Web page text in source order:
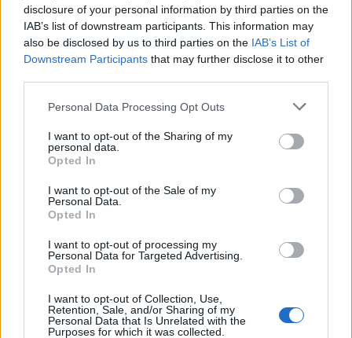
disclosure of your personal information by third parties on the
IAB’s list of downstream participants. This information may
also be disclosed by us to third parties on the IAB’s List of
Downstream Participants that may further disclose it to other
Please note that this website/app uses one or more Google
not limited to your visit or usage behaviour. You may click to
grant or deny consent to Google and its third-party tags to
use your data for below specified purposes in below Google
consent section.
Personal Data Processing Opt Outs
I want to opt-out of the Sharing of my
personal data.
Opted In
I want to opt-out of the Sale of my
Personal Data.
Opted In
I want to opt-out of processing my
Personal Data for Targeted Advertising.
Opted In
I want to opt-out of Collection, Use,
Retention, Sale, and/or Sharing of my
Personal Data that Is Unrelated with the
Purposes for which it was collected.
Virgil Abloh
korábbi cikkünkbenemlegetett, Cassinának
tervezett moduláris bútordarab csak egy apró
szelete Virgil inspiráló építészeti- és
designvilágának.
A Louis Vuitton néha
divatigazgatójaként nemcsak páratlan
kollekciókat tudhat maga mögött – a „körítést”
Az AW22-es menswear bemutató
enteriőrjében felsejlik Virgil építészeti múltja, a
színpadon egy padlóba süllyesztett, stilizált ház
piros teteje rajzolódik ki, míg középen egy fehér